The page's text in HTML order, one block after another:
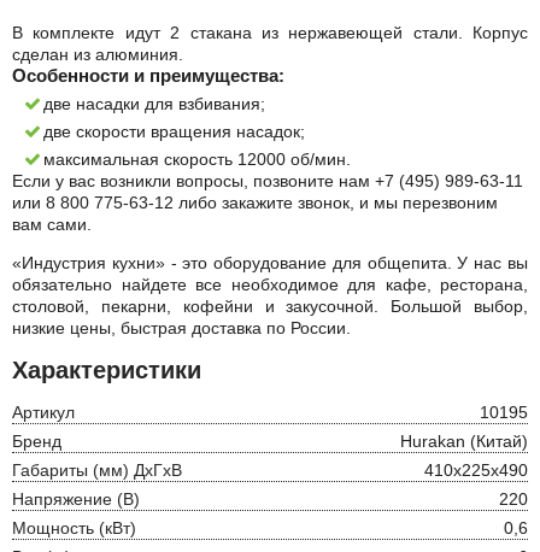
В комплекте идут 2 стакана из нержавеющей стали. Корпус
сделан из алюминия.
Особенности и преимущества:
две насадки для взбивания;
две скорости вращения насадок;
максимальная скорость 12000 об/мин.
Если у вас возникли вопросы, позвоните нам +7 (495) 989-63-11
или 8 800 775-63-12 либо закажите звонок, и мы перезвоним
вам сами.
«Индустрия кухни» - это оборудование для общепита. У нас вы
обязательно найдете все необходимое для кафе, ресторана,
столовой, пекарни, кофейни и закусочной. Большой выбор,
низкие цены, быстрая доставка по России.
Характеристики
Артикул
10195
Бренд
Hurakan (Китай)
Габариты (мм) ДхГхВ
410x225x490
Напряжение (В)
220
Мощность (кВт)
0,6